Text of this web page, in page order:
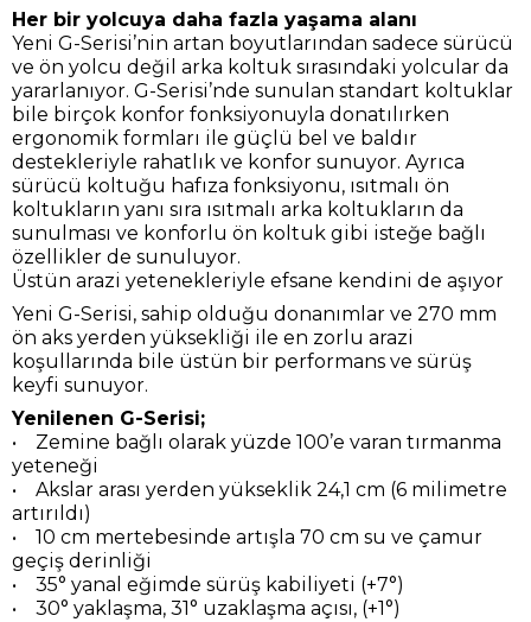
Her bir yolcuya daha fazla yaşama alanı
Yeni G-Serisi’nin artan boyutlarından sadece sürücü
ve ön yolcu değil arka koltuk sırasındaki yolcular da
yararlanıyor. G-Serisi’nde sunulan standart koltuklar
bile birçok konfor fonksiyonuyla donatılırken
ergonomik formları ile güçlü bel ve baldır
destekleriyle rahatlık ve konfor sunuyor. Ayrıca
sürücü koltuğu hafıza fonksiyonu, ısıtmalı ön
koltukların yanı sıra ısıtmalı arka koltukların da
sunulması ve konforlu ön koltuk gibi isteğe bağlı
özellikler de sunuluyor.
Üstün arazi yetenekleriyle efsane kendini de aşıyor
Yeni G-Serisi, sahip olduğu donanımlar ve 270 mm
ön aks yerden yüksekliği ile en zorlu arazi
koşullarında bile üstün bir performans ve sürüş
keyfi sunuyor.
Yenilenen G-Serisi;
• Zemine bağlı olarak yüzde 100’e varan tırmanma
yeteneği
• Akslar arası yerden yükseklik 24,1 cm (6 milimetre
artırıldı)
• 10 cm mertebesinde artışla 70 cm su ve çamur
geçiş derinliği
• 35° yanal eğimde sürüş kabiliyeti (+7°)
• 30° yaklaşma, 31° uzaklaşma açısı, (+1°)